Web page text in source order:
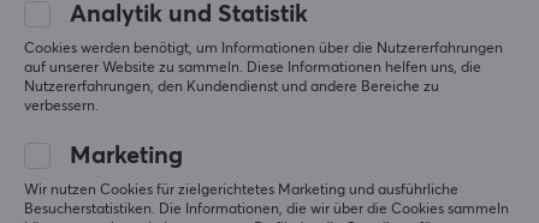
Eric A
Level 12
Grinding Champion
PC
das membranähnliche Gefühl, das einige andere
Analytik und Statistik
Cookies werden benötigt, um Informationen über die Nutzererfahrungen
auf unserer Website zu sammeln. Diese Informationen helfen uns, die
Nutzererfahrungen, den Kundendienst und andere Bereiche zu
verbessern.
Marketing
Wir nutzen Cookies für zielgerichtetes Marketing und ausführliche
Besucherstatistiken. Die Informationen, die wir über die Cookies sammeln